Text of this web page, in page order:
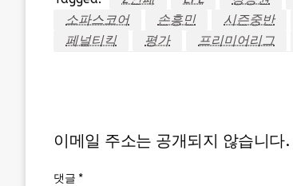
소파스코어
손흥민 시즌중반
페널티킥
평가 프리미어리그
이메일 주소는 공개되지 않습니다.
댓글 *